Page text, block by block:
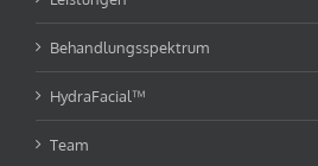
Behandlungsspektrum
HydraFacial™
Team